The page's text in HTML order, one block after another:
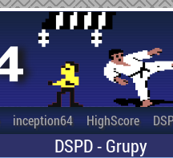
inception64 HighScore
DSPD - Grupy